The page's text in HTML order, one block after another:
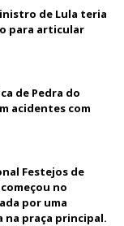
de Lula teria
para articular
de Pedra do
acidentes com
Festejos de
no
por uma
na praça principal.